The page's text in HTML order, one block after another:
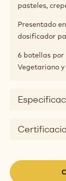
pasteles,
Presentado
dosificador
6 botellas por
Vegetariano